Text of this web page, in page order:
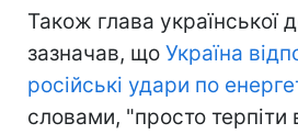
Також глава української
зазначав, що Україна
російські удари по
словами, "просто терпіти